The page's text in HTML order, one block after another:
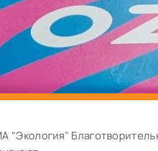
"Экология"